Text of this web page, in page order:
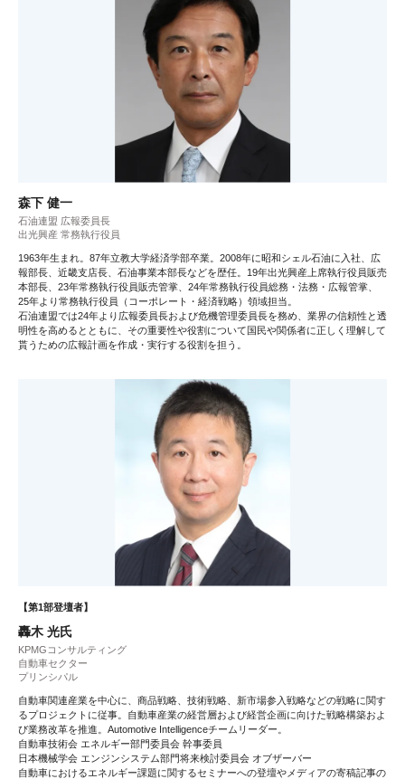
森下 健一
石油連盟 広報委員長
出光興産 常務執行役員
1963年生まれ。87年立教大学経済学部卒業。2008年に昭和シェル石油に入社、広
報部長、近畿支店長、石油事業本部長などを歴任。19年出光興産上席執行役員販売
本部長、23年常務執行役員販売管掌、24年常務執行役員総務・法務・広報管掌、
25年より常務執行役員（コーポレート・経済戦略）領域担当。
石油連盟では24年より広報委員長および危機管理委員長を務め、業界の信頼性と透
明性を高めるとともに、その重要性や役割について国民や関係者に正しく理解して
貰うための広報計画を作成・実行する役割を担う。
【第1部登壇者】
轟木 光氏
KPMGコンサルティング
自動車セクター
プリンシパル
自動車関連産業を中心に、商品戦略、技術戦略、新市場参入戦略などの戦略に関す
るプロジェクトに従事。自動車産業の経営層および経営企画に向けた戦略構築およ
び業務改革を推進。Automotive Intelligenceチームリーダー。
自動車技術会 エネルギー部門委員会 幹事委員
日本機械学会 エンジンシステム部門将来検討委員会 オブザーバー
自動車におけるエネルギー課題に関するセミナーへの登壇やメディアの寄稿記事の